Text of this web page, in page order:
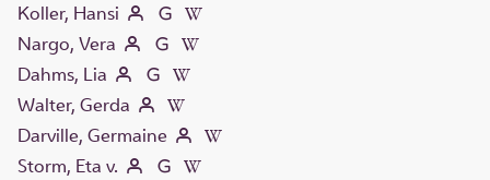
Koller, Hansi
Nargo, Vera
Dahms, Lia
Walter, Gerda
Darville, Germaine
Storm, Eta v.